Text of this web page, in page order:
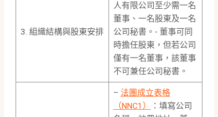
3. 組織結構與股東安排
人有限公司至少需一名
董事、一名股東及一名
公司秘書。- 董事可同
時擔任股東，但若公司
僅有一名董事，該董事
不可兼任公司秘書。
– 法團成立表格
（NNC1）
：填寫公司